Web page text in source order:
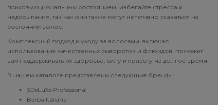
психоэмоциональным состоянием, избегайте стресса и
недосыпания, так как они также могут негативно сказаться на
состоянии волос.
Комплексный подход к уходу за волосами, включая
использование качественных сывороток и флюидов, поможет
вам поддерживать их здоровье, силу и красоту на долгое время.
В нашем каталоге представлены следующие бренды:
3DeLuXe Professional
Barba Italiana